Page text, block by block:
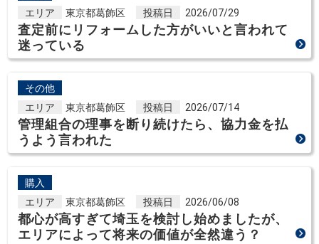
エリア
東京都葛飾区 投稿日 2026/07/29
査定前にリフォームした方がいいと言われて
迷っている
その他
エリア
東京都葛飾区 投稿日 2026/07/14
管理組合の理事を断り続けたら、協力金を払
うよう言われた
購入
エリア
東京都葛飾区 投稿日 2026/06/08
都心が高すぎて埼玉を検討し始めましたが、
エリアによって将来の価値が全然違う？